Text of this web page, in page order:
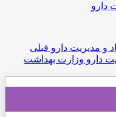
دارو
و مدیریت دارو قبلی
دارو وزارت بهداشت